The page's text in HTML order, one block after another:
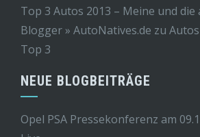
Top 3 Autos 2013 – Meine und
Blogger » AutoNatives.de zu
Top 3
NEUE BLOGBEITRÄGE
Opel PSA Pressekonferenz am